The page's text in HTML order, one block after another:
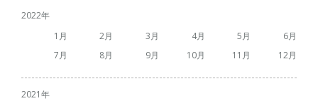
2022
1
2 3 4 5
6
7
8 9 10 11 12
2021